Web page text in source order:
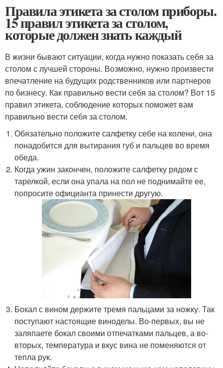
Правила этикета за столом приборы.
15 правил этикета за столом,
которые должен знать каждый
В жизни бывают ситуации, когда нужно показать себя за
столом с лучшей стороны. Возможно, нужно произвести
впечатление на будущих родственников или партнеров
по бизнесу. Как правильно вести себя за столом? Вот 15
правил этикета, соблюдение которых поможет вам
правильно вести себя за столом.
Обязательно положите салфетку себе на колени, она
понадобится для вытирания губ и пальцев во время
обеда.
Когда ужин закончен, положите салфетку рядом с
тарелкой, если она упала на пол не поднимайте ее,
попросите официанта принести другую.
Бокал с вином держите тремя пальцами за ножку. Так
поступают настоящие виноделы. Во-первых, вы не
заляпаете бокал своими отпечатками пальцев, а во-
вторых, температура и вкус вина не поменяются от
тепла рук.